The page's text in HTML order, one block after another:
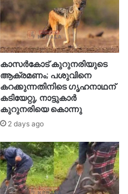
കാസർകോട് കുറുനരിയുടെ
ആക്രമണം; പശുവിനെ
കറക്കുന്നതിനിടെ ഗൃഹനാഥന്
കടിയേറ്റു, നാട്ടുകാർ
കുറുനരിയെ കൊന്നു
2 days ago